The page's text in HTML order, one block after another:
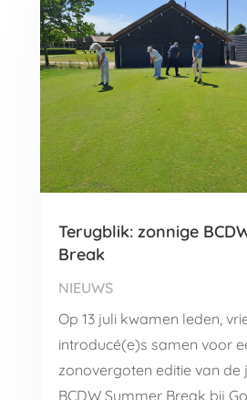
Terugblik: zonnige
Break
NIEUWS
Op 13 juli kwamen leden,
introducé(e)s samen voor
zonovergoten editie van de
BCDW Summer Break bij